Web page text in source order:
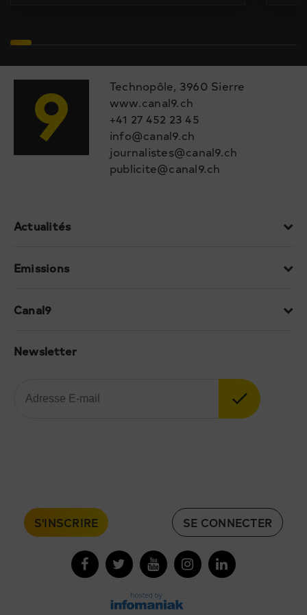
Technopôle, 3960 Sierre
www.canal9.ch
+41 27 452 23 45
info@canal9.ch
journalistes@canal9.ch
publicite@canal9.ch
Actualités
Emissions
Canal9
Newsletter
S'INSCRIRE SE CONNECTER